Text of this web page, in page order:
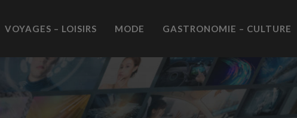
VOYAGES – LOISIRS MODE GASTRONOMIE – CULTURE